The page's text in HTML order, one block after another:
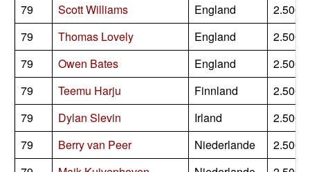
79
Scott Williams England
2.500
79
Thomas Lovely England
2.500
79
Owen Bates England
2.500
79
Teemu Harju Finnland
2.500
79
Dylan Slevin Irland
2.500
79
Berry van Peer Niederlande
2.500